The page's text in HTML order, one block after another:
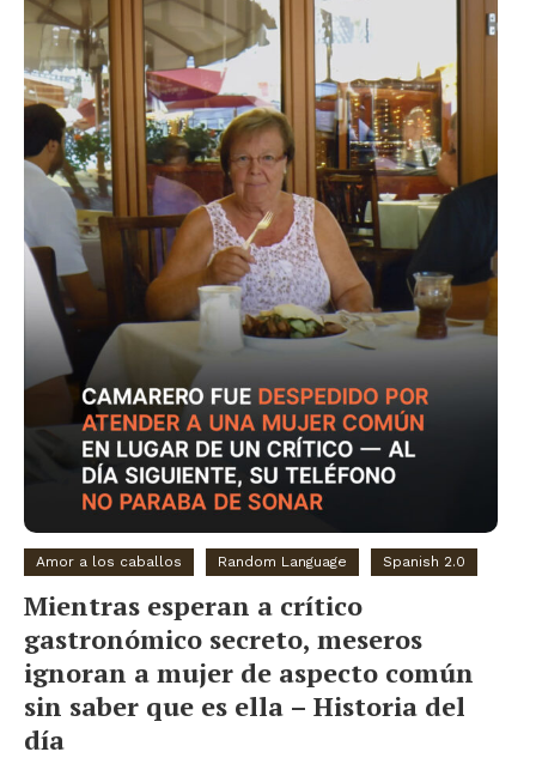
Amor a los caballos Random Language Spanish 2.0
Mientras esperan a crítico
gastronómico secreto, meseros
ignoran a mujer de aspecto común
sin saber que es ella – Historia del
día